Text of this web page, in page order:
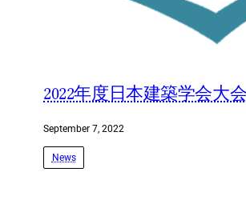
2022年度日本建築学会大
September 7, 2022
News